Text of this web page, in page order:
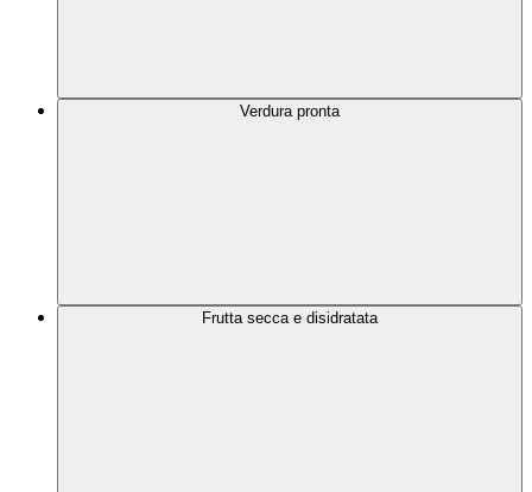
Verdura pronta
Frutta secca e disidratata